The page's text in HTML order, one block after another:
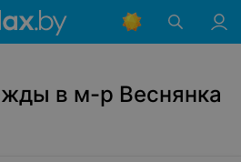
в м-р Веснянка